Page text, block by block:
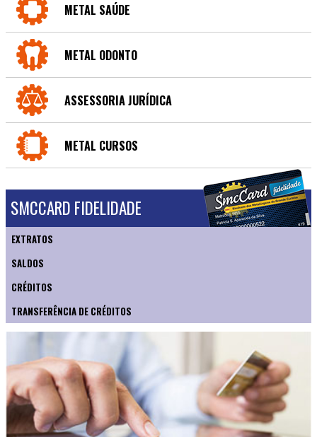
METAL SAÚDE
METAL ODONTO
ASSESSORIA JURÍDICA
METAL CURSOS
SMCCARD FIDELIDADE
EXTRATOS
SALDOS
CRÉDITOS
TRANSFERÊNCIA DE CRÉDITOS